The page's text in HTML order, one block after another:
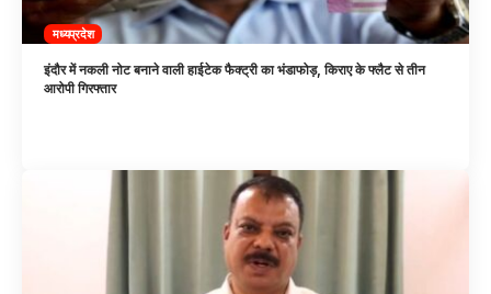
मध्यप्रदेश
इंदौर में नकली नोट बनाने वाली हाईटेक फैक्ट्री का भंडाफोड़, किराए के फ्लैट से तीन
आरोपी गिरफ्तार